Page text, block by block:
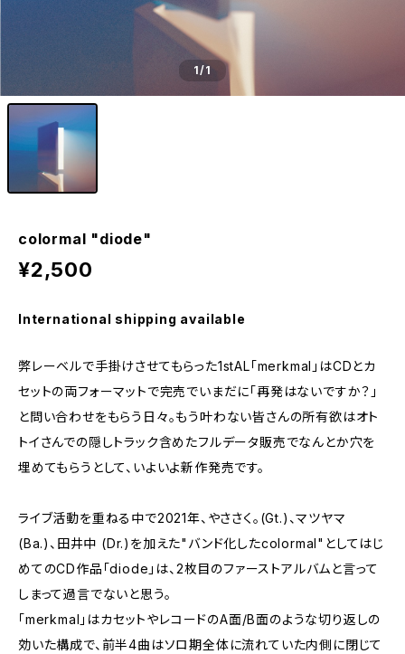
1/1
colormal "diode"
¥2,500
International shipping available
弊レーベルで手掛けさせてもらった1stAL「merkmal」はCDとカ
セットの両フォーマットで完売でいまだに「再発はないですか？」
と問い合わせをもらう日々。もう叶わない皆さんの所有欲はオト
トイさんでの隠しトラック含めたフルデータ販売でなんとか穴を
埋めてもらうとして、いよいよ新作発売です。
ライブ活動を重ねる中で2021年、やささく。(Gt.)、マツヤマ
(Ba.)、田井中 (Dr.)を加えた"バンド化したcolormal"としてはじ
めてのCD作品「diode」は、2枚目のファーストアルバムと言って
しまって過言でないと思う。
「merkmal」はカセットやレコードのA面/B面のような切り返しの
効いた構成で、前半4曲はソロ期全体に流れていた内側に閉じて